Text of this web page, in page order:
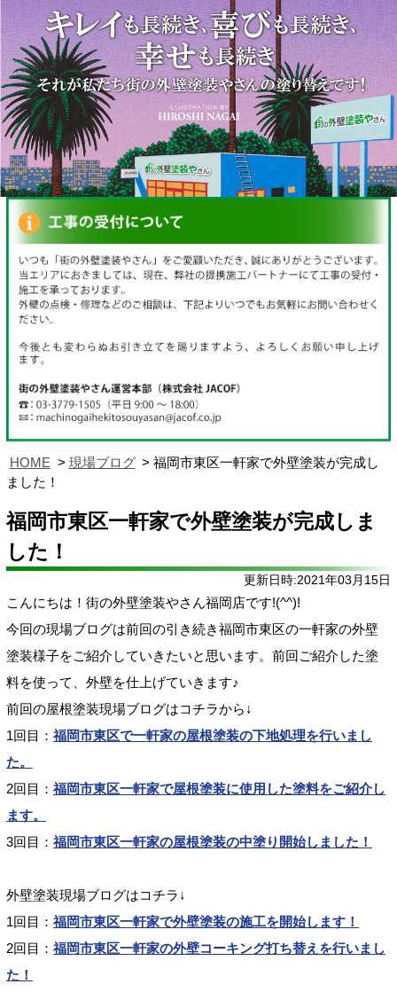
HOME 現場ブログ
福岡市東区一軒家で外壁塗装が完成し
ました！
福岡市東区一軒家で外壁塗装が完成しま
した！
更新日時:2021年03月15日
こんにちは！街の外壁塗装やさん福岡店です!(^^)!
今回の現場ブログは前回の引き続き福岡市東区の一軒家の外壁
塗装様子をご紹介していきたいと思います。前回ご紹介した塗
料を使って、外壁を仕上げていきます♪
前回の屋根塗装現場ブログはコチラから↓
1回目： 福岡市東区で一軒家の屋根塗装の下地処理を行いまし
た。
2回目： 福岡市東区一軒家で屋根塗装に使用した塗料をご紹介し
ます。
3回目： 福岡市東区一軒家の屋根塗装の中塗り開始しました！
外壁塗装現場ブログはコチラ↓
1回目： 福岡市東区一軒家で外壁塗装の施工を開始します！
2回目： 福岡市東区一軒家の外壁コーキング打ち替えを行いまし
た！